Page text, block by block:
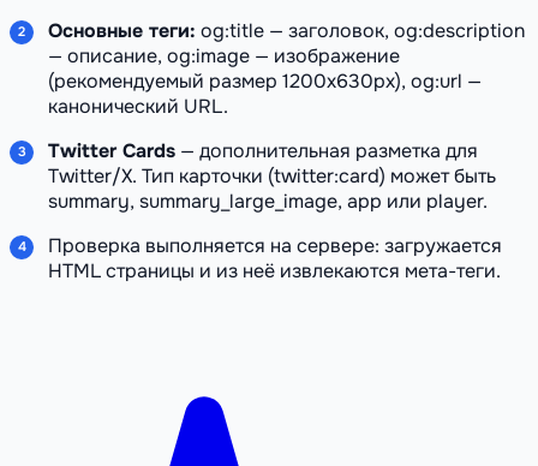
Основные теги: og:title — заголовок, og:description
— описание, og:image — изображение
(рекомендуемый размер 1200x630px), og:url —
канонический URL.
Twitter Cards — дополнительная разметка для
Twitter/X. Тип карточки (twitter:card) может быть
summary, summary_large_image, app или player.
Проверка выполняется на сервере: загружается
HTML страницы и из неё извлекаются мета-теги.